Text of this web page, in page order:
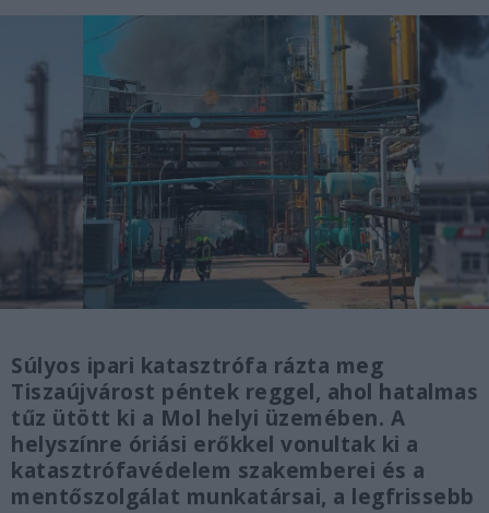
Súlyos ipari katasztrófa rázta meg
Tiszaújvárost péntek reggel, ahol hatalmas
tűz ütött ki a Mol helyi üzemében. A
helyszínre óriási erőkkel vonultak ki a
katasztrófavédelem szakemberei és a
mentőszolgálat munkatársai, a legfrissebb